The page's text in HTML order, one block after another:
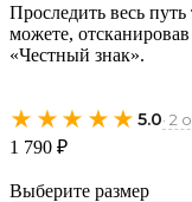
Проследить весь
можете,
«Честный знак».
★★★★★ 5.0· 2
1 790 ₽
Выберите размер